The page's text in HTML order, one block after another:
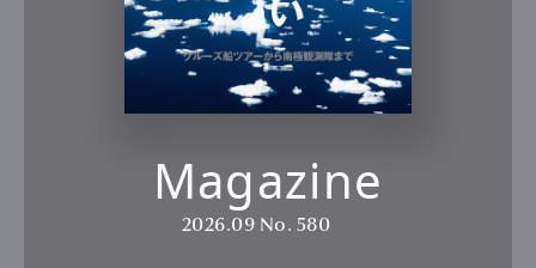
Magazine
2026.09 No. 580